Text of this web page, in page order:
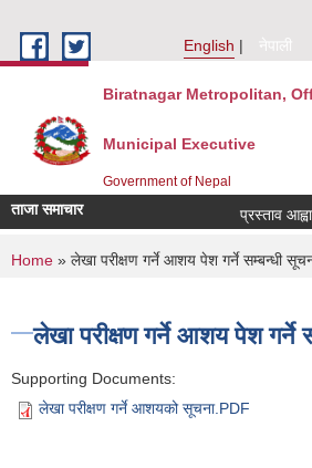
English
नेपाली
Biratnagar Metropolitan,
Municipal Executive
Government of Nepal
ताजा समाचार प्रस्ताव
You are here
Home » लेखा परीक्षण गर्ने आशय पेश गर्ने सम्बन्धी
लेखा परीक्षण गर्ने आशय पेश गर्ने
Supporting Documents:
लेखा परीक्षण गर्ने आशयको सूचना.PDF